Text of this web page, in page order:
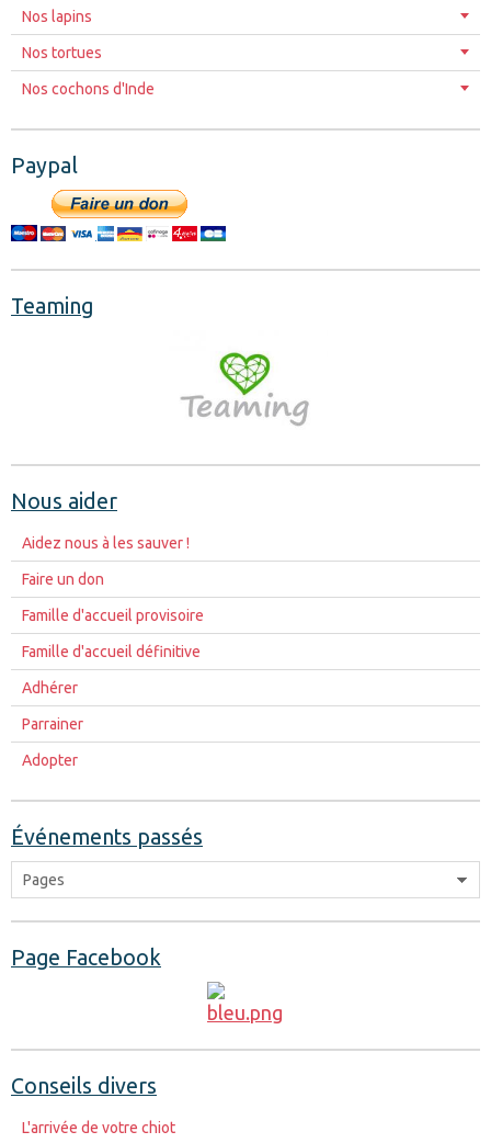
Nos lapins
Nos tortues
Nos cochons d'Inde
Paypal
Teaming
Nous aider
Aidez nous à les sauver !
Faire un don
Famille d'accueil provisoire
Famille d'accueil définitive
Adhérer
Parrainer
Adopter
Événements passés
Page Facebook
Conseils divers
L'arrivée de votre chiot